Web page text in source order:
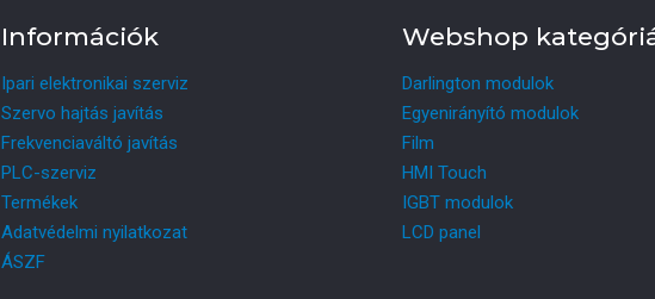
Információk
Ipari elektronikai szerviz
Szervo hajtás javítás
Frekvenciaváltó javítás
PLC-szerviz
Termékek
Adatvédelmi nyilatkozat
ÁSZF
Webshop
Darlington modulok
Egyenirányító modulok
Film
HMI Touch
IGBT modulok
LCD panel